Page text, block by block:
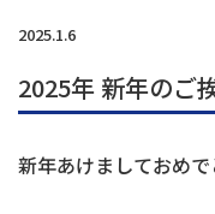
2025.1.6
2025年 新年のご
新年あけましておめで